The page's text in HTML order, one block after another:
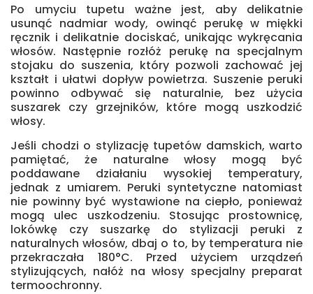
Po umyciu tupetu ważne jest, aby delikatnie
usunąć nadmiar wody, owinąć perukę w miękki
ręcznik i delikatnie dociskać, unikając wykręcania
włosów. Następnie rozłóż perukę na specjalnym
stojaku do suszenia, który pozwoli zachować jej
kształt i ułatwi dopływ powietrza. Suszenie peruki
powinno odbywać się naturalnie, bez użycia
suszarek czy grzejników, które mogą uszkodzić
włosy.
Jeśli chodzi o stylizację tupetów damskich, warto
pamiętać, że naturalne włosy mogą być
poddawane działaniu wysokiej temperatury,
jednak z umiarem. Peruki syntetyczne natomiast
nie powinny być wystawione na ciepło, ponieważ
mogą ulec uszkodzeniu. Stosując prostownicę,
lokówkę czy suszarkę do stylizacji peruki z
naturalnych włosów, dbaj o to, by temperatura nie
przekraczała 180°C. Przed użyciem urządzeń
stylizujących, nałóż na włosy specjalny preparat
termoochronny.